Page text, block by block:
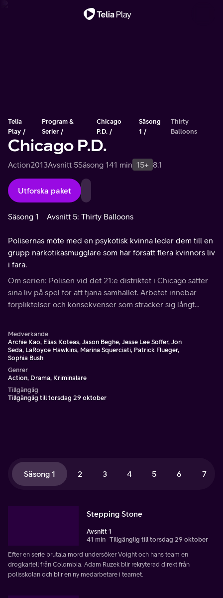
Telia
Play
Program &
Serier
Chicago
P.D.
Säsong
1
Thirty
Balloons
Chicago P.D.
Action2013Avsnitt 5Säsong 141 min 15+ 8.1
Utforska paket
Säsong 1 Avsnitt 5: Thirty Balloons
Polisernas möte med en psykotisk kvinna leder dem till en
grupp narkotikasmugglare som har försatt flera kvinnors liv
i fara.
Om serien: Polisen vid det 21:e distriktet i Chicago sätter
sina liv på spel för att tjäna samhället. Arbetet innebär
förpliktelser och konsekvenser som sträcker sig långt
Medverkande
Archie Kao, Elias Koteas, Jason Beghe, Jesse Lee Soffer, Jon
Seda, LaRoyce Hawkins, Marina Squerciati, Patrick Flueger,
Sophia Bush
Genrer
Action, Drama, Kriminalare
Tillgänglig
Tillgänglig till torsdag 29 oktober
Säsong 1 2 3 4 5 6 7
Stepping Stone
Avsnitt 1
41 min Tillgänglig till torsdag 29 oktober
Efter en serie brutala mord undersöker Voight och hans team en
drogkartell från Colombia. Adam Ruzek blir rekryterad direkt från
polisskolan och blir en ny medarbetare i teamet.